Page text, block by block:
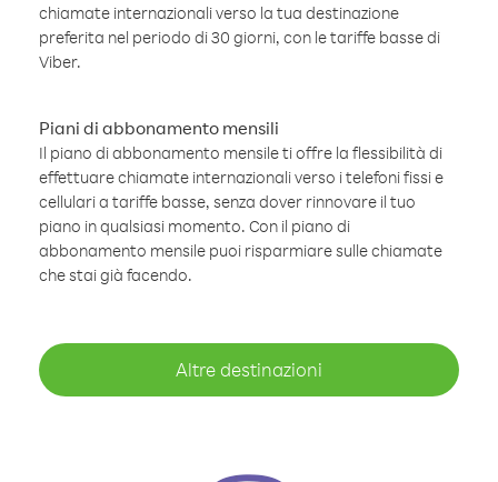
chiamate internazionali verso la tua destinazione
preferita nel periodo di 30 giorni, con le tariffe basse di
Viber.
Piani di abbonamento mensili
Il piano di abbonamento mensile ti offre la flessibilità di
effettuare chiamate internazionali verso i telefoni fissi e
cellulari a tariffe basse, senza dover rinnovare il tuo
piano in qualsiasi momento. Con il piano di
abbonamento mensile puoi risparmiare sulle chiamate
che stai già facendo.
Altre destinazioni